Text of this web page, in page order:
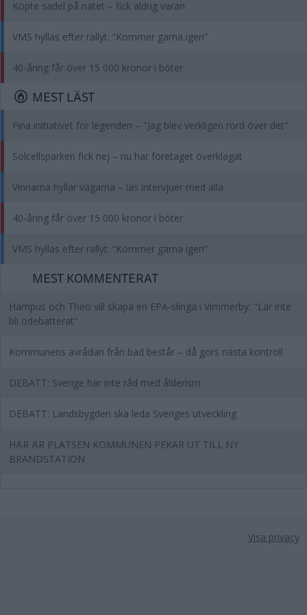
Köpte sadel på nätet – fick aldrig varan
VMS hyllas efter rallyt: “Kommer gärna igen”
40-åring får över 15 000 kronor i böter
MEST LÄST
Fina initiativet för legenden – "Jag blev verkligen rörd över det"
Solcellsparken fick nej – nu har företaget överklagat
Vinnarna hyllar vägarna – läs intervjuer med alla
40-åring får över 15 000 kronor i böter
VMS hyllas efter rallyt: “Kommer gärna igen”
MEST KOMMENTERAT
Hampus och Theo vill skapa en EPA-slinga i Vimmerby: "Lär inte
bli odebatterat"
Kommunens avrådan från bad består – då görs nästa kontroll
DEBATT: Sverige har inte råd med ålderism
DEBATT: Landsbygden ska leda Sveriges utveckling
HÄR ÄR PLATSEN KOMMUNEN PEKAR UT TILL NY
BRANDSTATION
Visa privacy